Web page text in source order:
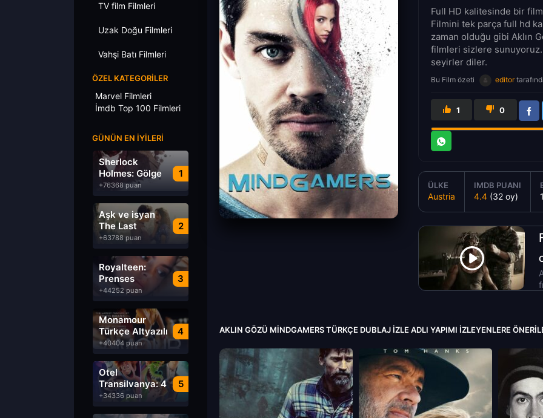
TV film Filmleri
Uzak Doğu Filmleri
Vahşi Batı Filmleri
ÖZEL KATEGORILER
Marvel Filmleri
İmdb Top 100 Filmleri
GÜNÜN EN İYILERI
1
Sherlock
Holmes: Gölge
Oyunları
+76368 puan
2
Aşk ve isyan
The Last
Parasido izle
+63788 puan
3
Royalteen:
Prenses
Margrethe izle
+44252 puan
4
Monamour
Türkçe Altyazılı
izle
+40404 puan
5
Otel
Transilvanya: 4
Transformanya
izle
+34336 puan
Full HD kalitesinde bir
Filmini tek parça full hd
zaman olduğu gibi Aklın
filmleri sizlere
seyirler diler.
Bu Film özeti editor
1 0
ÜLKE
Austria
IMDB PUANI
4.4 (32 oy) 1
AKLIN GÖZÜ MINDGAMERS TÜRKÇE DUBLAJ IZLE ADLI YAPIMI İZLEYENLERE